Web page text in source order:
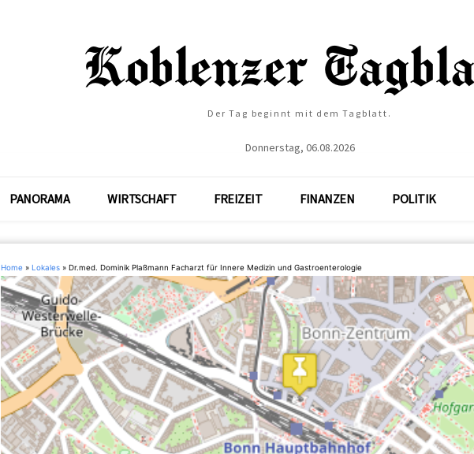
Der Tag beginnt mit dem Tagblatt.
Donnerstag, 06.08.2026
PANORAMA WIRTSCHAFT FREIZEIT FINANZEN POLITIK
Home » Lokales » Dr.med. Dominik Plaßmann Facharzt für Innere Medizin und Gastroenterologie